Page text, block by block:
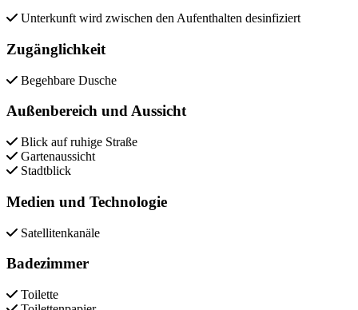
Unterkunft wird zwischen den Aufenthalten desinfiziert
Zugänglichkeit
Begehbare Dusche
Außenbereich und Aussicht
Blick auf ruhige Straße
Gartenaussicht
Stadtblick
Medien und Technologie
Satellitenkanäle
Badezimmer
Toilette